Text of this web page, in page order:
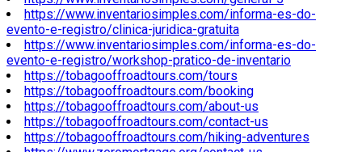
https://www.inventariosimples.com/informa-es-do-
evento-e-registro/clinica-juridica-gratuita
https://www.inventariosimples.com/informa-es-do-
evento-e-registro/workshop-pratico-de-inventario
https://tobagooffroadtours.com/tours
https://tobagooffroadtours.com/booking
https://tobagooffroadtours.com/about-us
https://tobagooffroadtours.com/contact-us
https://tobagooffroadtours.com/hiking-adventures